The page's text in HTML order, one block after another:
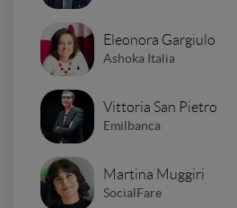
Eleonora Gargiulo
Ashoka Italia
Vittoria San Pietro
Emilbanca
Martina Muggiri
SocialFare